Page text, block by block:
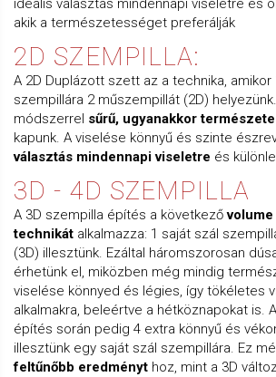
ideális választás mindennapi viseletre és
akik a természetességet preferálják
2D SZEMPILLA:
A 2D Duplázott szett az a technika, amikor
szempillára 2 műszempillát (2D)
módszerrel sűrű, ugyanakkor
kapunk. A viselése könnyű és szinte
választás mindennapi viseletre és
3D - 4D SZEMPILLA
A 3D szempilla építés a következővolume
technikát alkalmazza: 1 saját szál
(3D) illesztünk. Ezáltal háromszorosan
érhetünk el, miközben még mindig
viselése könnyed és légies, így tökéletes
alkalmakra, beleértve a hétköznapokat is.
építés során pedig 4 extra könnyű és
illesztünk egy saját szál szempillára. Ez
feltűnőbb eredményt hoz, mint a 3D